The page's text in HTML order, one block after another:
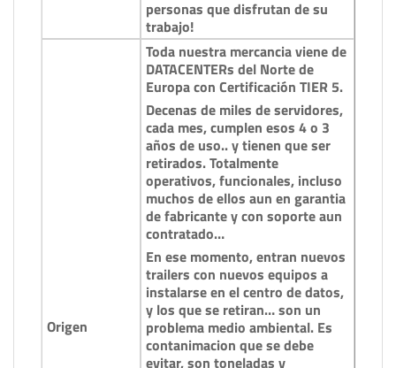
personas que disfrutan de su
trabajo!
Origen
Toda nuestra mercancia viene de
DATACENTERs del Norte de
Europa con Certificación TIER 5.
Decenas de miles de servidores,
cada mes, cumplen esos 4 o 3
años de uso.. y tienen que ser
retirados. Totalmente
operativos, funcionales, incluso
muchos de ellos aun en garantia
de fabricante y con soporte aun
contratado…
En ese momento, entran nuevos
trailers con nuevos equipos a
instalarse en el centro de datos,
y los que se retiran… son un
problema medio ambiental. Es
contanimacion que se debe
evitar, son toneladas y